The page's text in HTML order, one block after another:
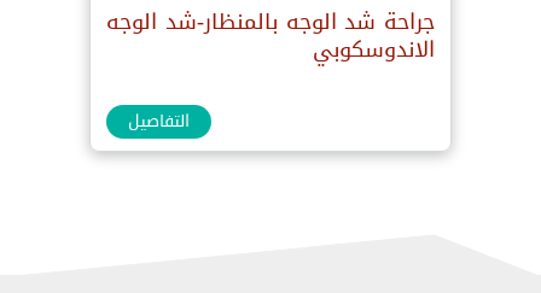
جراحة شد الوجه بالمنظار-شد الوجه
الاندوسكوبي
التفاصيل